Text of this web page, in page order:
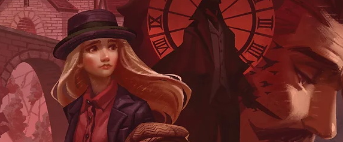
ดังนั้นแล้ว ทันทีที่หนั
อเมริกัน ดี บราวน์
เป็นอัปยศของชาติ
ประวัติศาสตร์ คนอ
ภูมิหลังพฤติกรรมช
ทัศน์หลายคนเปลี่ย